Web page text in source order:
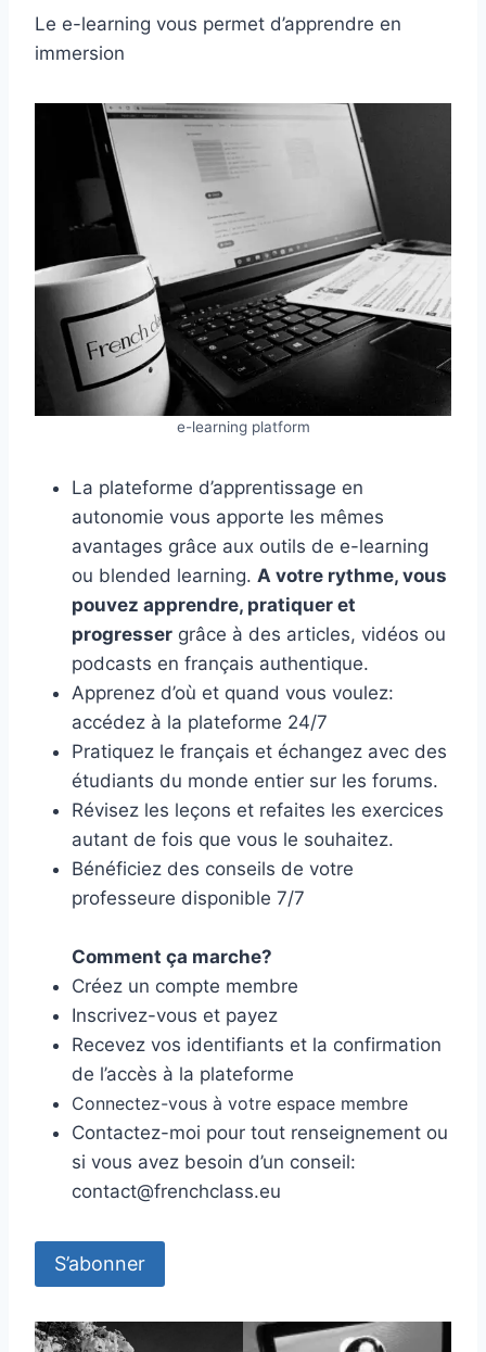
Le e-learning vous permet d’apprendre en
immersion
e-learning platform
La plateforme d’apprentissage en
autonomie vous apporte les mêmes
avantages grâce aux outils de e-learning
ou blended learning. A votre rythme, vous
pouvez apprendre, pratiquer et
progresser grâce à des articles, vidéos ou
podcasts en français authentique.
Apprenez d’où et quand vous voulez:
accédez à la plateforme 24/7
Pratiquez le français et échangez avec des
étudiants du monde entier sur les forums.
Révisez les leçons et refaites les exercices
autant de fois que vous le souhaitez.
Bénéficiez des conseils de votre
professeure disponible 7/7
Comment ça marche?
Créez un compte membre
Inscrivez-vous et payez
Recevez vos identifiants et la confirmation
de l’accès à la plateforme
Connectez-vous à votre espace membre
Contactez-moi pour tout renseignement ou
si vous avez besoin d’un conseil:
contact@frenchclass.eu
S’abonner